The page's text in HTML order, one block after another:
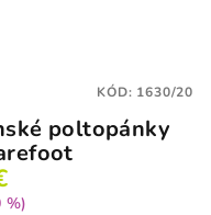
poltopánky
%)
KÓD: 1630/20